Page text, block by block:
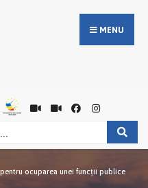
MENU
ocuparea unei funcţii publice